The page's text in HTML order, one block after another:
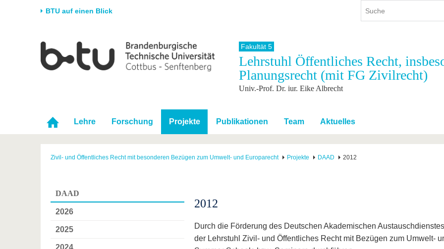
BTU auf einen Blick
Universität
Partnerschaften &
Strukturwandel
Forschung
Wissenschaftlicher
Studium
Studienangebot
Vor dem Studium
Nach dem Studium
International
Internationales Profil
Aus dem Ausland an die BTU
Für internationale
Kontakt
Weiterbildung
Weiterbildungsangebote
Fakultät 5
Lehrstuhl Öffentliches Recht,
Planungsrecht (mit FG Zivilrecht)
Univ.-Prof. Dr. iur. Eike Albrecht
Lehre Forschung Projekte Publikationen Team Aktuelles
Zivil- und Öffentliches Recht mit besonderen Bezügen zum Umwelt- und Europarecht Projekte DAAD 2012
DAAD
2026
2025
2012
Durch die Förderung des Deutschen Akademischen
der Lehrstuhl Zivil- und Öffentliches Recht mit Bezügen zum Umwelt-